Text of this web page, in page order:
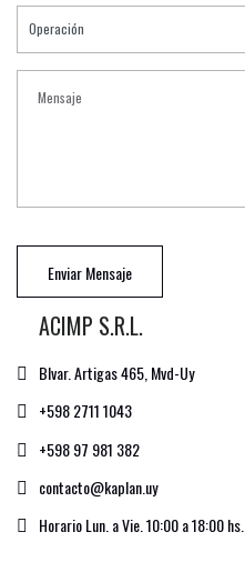
Operación
Enviar Mensaje
ACIMP S.R.L.
Blvar. Artigas 465, Mvd-Uy
+598 2711 1043
+598 97 981 382
contacto@kaplan.uy
Horario Lun. a Vie. 10:00 a 18:00 hs.